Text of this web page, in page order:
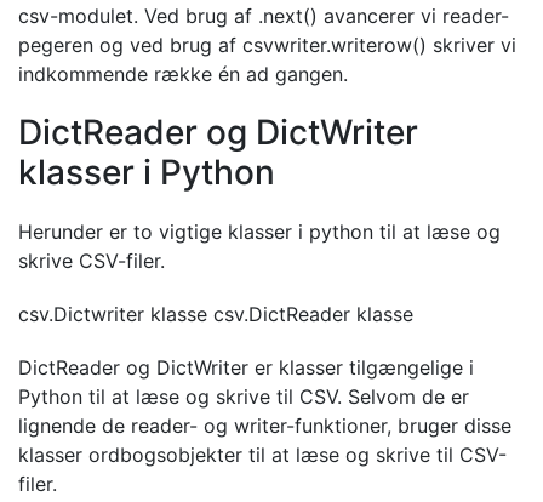
csv-modulet. Ved brug af .next() avancerer vi reader-
pegeren og ved brug af csvwriter.writerow() skriver vi
indkommende række én ad gangen.
DictReader og DictWriter
klasser i Python
Herunder er to vigtige klasser i python til at læse og
skrive CSV-filer.
csv.Dictwriter klasse csv.DictReader klasse
DictReader og DictWriter er klasser tilgængelige i
Python til at læse og skrive til CSV. Selvom de er
lignende de reader- og writer-funktioner, bruger disse
klasser ordbogsobjekter til at læse og skrive til CSV-
filer.